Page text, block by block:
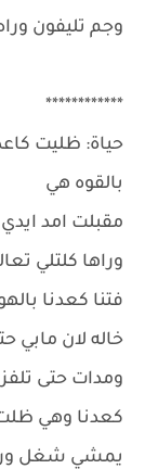
وجم تليفون
************
حياة: ظليت
بالقوه هي
مقبلت امد
وراها كلتلي
فتنا كعدنا
خاله لان
ومدات حتى
كعدنا وهي
يمشي شغل